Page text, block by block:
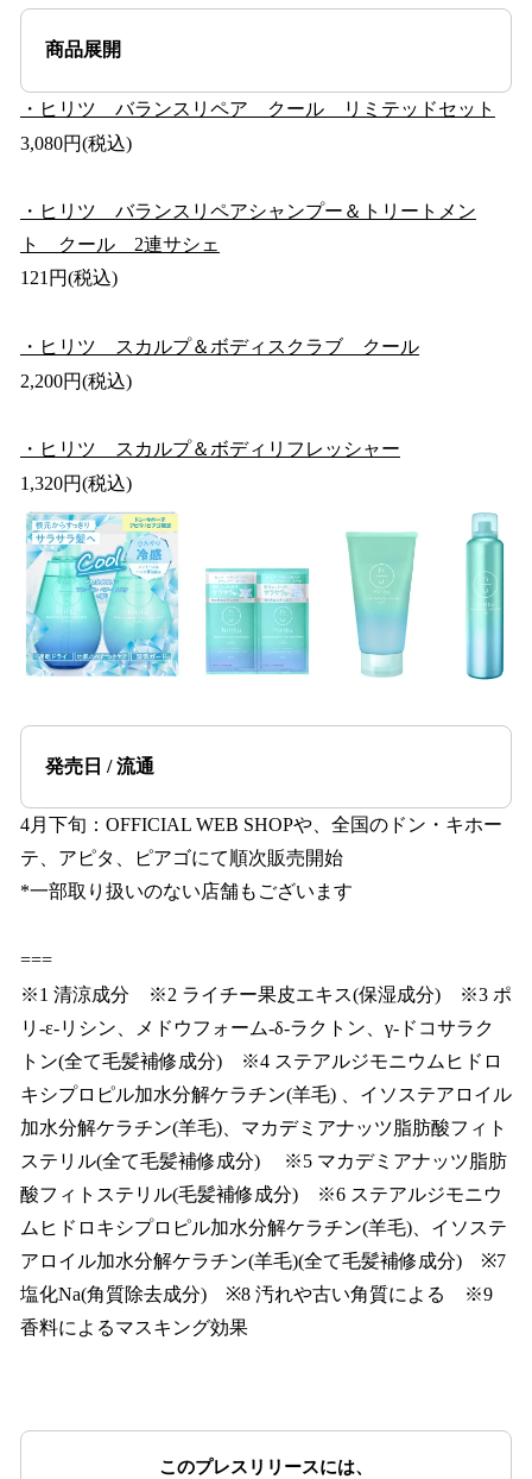
商品展開
・ヒリツ バランスリペア クール リミテッドセット
3,080円(税込)
・ヒリツ バランスリペアシャンプー＆トリートメン
ト クール 2連サシェ
121円(税込)
・ヒリツ スカルプ＆ボディスクラブ クール
2,200円(税込)
・ヒリツ スカルプ＆ボディリフレッシャー
1,320円(税込)
発売日 / 流通
4月下旬：OFFICIAL WEB SHOPや、全国のドン・キホー
テ、アピタ、ピアゴにて順次販売開始
*一部取り扱いのない店舗もございます
===
※1 清涼成分 ※2 ライチー果皮エキス(保湿成分) ※3 ポ
リ-ε-リシン、メドウフォーム-δ-ラクトン、γ-ドコサラク
トン(全て毛髪補修成分) ※4 ステアルジモニウムヒドロ
キシプロピル加水分解ケラチン(羊毛) 、イソステアロイル
加水分解ケラチン(羊毛)、マカデミアナッツ脂肪酸フィト
ステリル(全て毛髪補修成分) ※5 マカデミアナッツ脂肪
酸フィトステリル(毛髪補修成分) ※6 ステアルジモニウ
ムヒドロキシプロピル加水分解ケラチン(羊毛)、イソステ
アロイル加水分解ケラチン(羊毛)(全て毛髪補修成分) ※7
塩化Na(角質除去成分) ※8 汚れや古い角質による ※9
香料によるマスキング効果
このプレスリリースには、